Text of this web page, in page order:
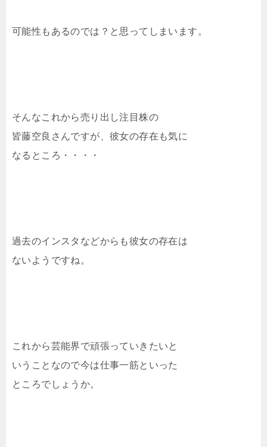
可能性もあるのでは？と思ってしまいます。
そんなこれから売り出し注目株の
皆藤空良さんですが、彼女の存在も気に
なるところ・・・・
過去のインスタなどからも彼女の存在は
ないようですね。
これから芸能界で頑張っていきたいと
いうことなので今は仕事一筋といった
ところでしょうか。